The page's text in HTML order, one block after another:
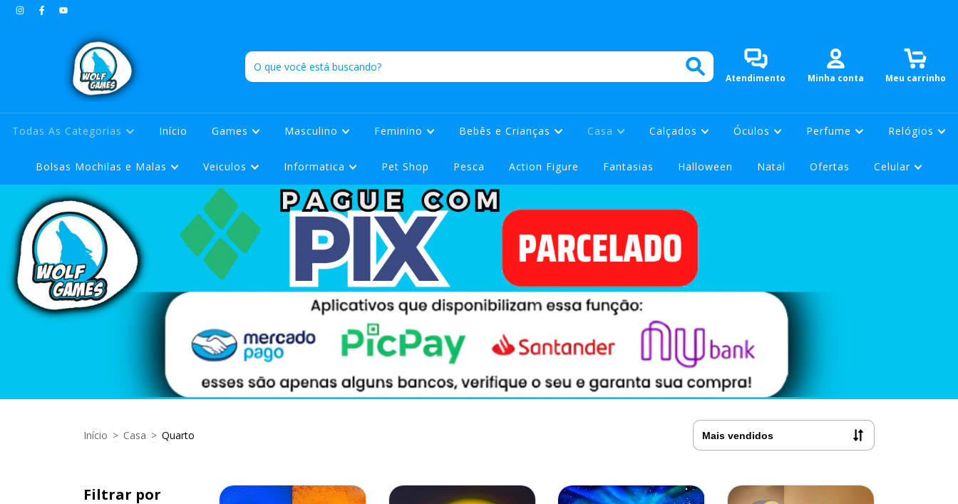
Atendimento Minha conta Meu carrinho
Todas As Categorias Início Games Masculino Feminino Bebês e Crianças Casa Calçados Óculos Perfume Relógios
Bolsas Mochilas e Malas Veiculos Informatica Pet Shop Pesca Action Figure Fantasias Halloween Natal Ofertas Celular
Início > Casa > Quarto
Filtrar por